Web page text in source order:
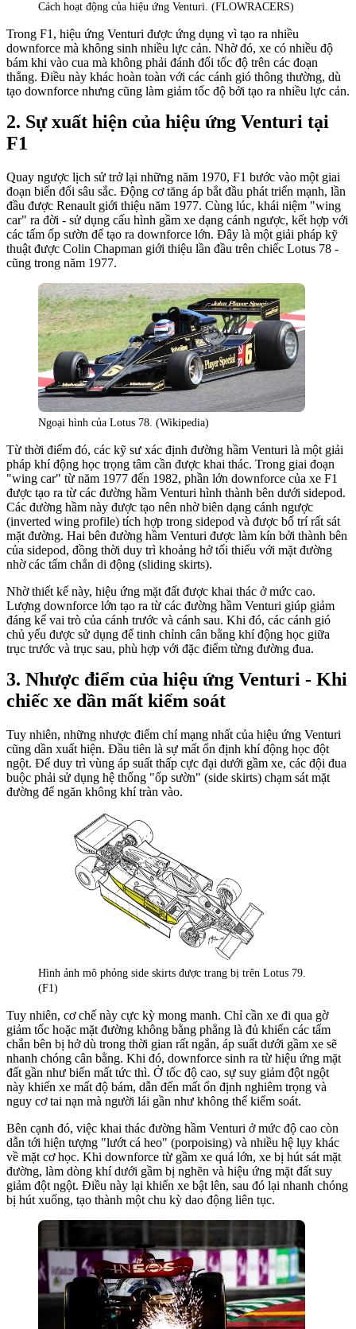
Cách hoạt động của hiệu ứng Venturi. (FLOWRACERS)
Trong F1, hiệu ứng Venturi được ứng dụng vì tạo ra nhiều
downforce mà không sinh nhiều lực cản. Nhờ đó, xe có nhiều độ
bám khi vào cua mà không phải đánh đổi tốc độ trên các đoạn
thẳng. Điều này khác hoàn toàn với các cánh gió thông thường, dù
tạo downforce nhưng cũng làm giảm tốc độ bởi tạo ra nhiều lực cản.
Sự xuất hiện của hiệu ứng Venturi tại
F1
Quay ngược lịch sử trở lại những năm 1970, F1 bước vào một giai
đoạn biến đổi sâu sắc. Động cơ tăng áp bắt đầu phát triển mạnh, lần
đầu được Renault giới thiệu năm 1977. Cùng lúc, khái niệm "wing
car" ra đời - sử dụng cấu hình gầm xe dạng cánh ngược, kết hợp với
các tấm ốp sườn để tạo ra downforce lớn. Đây là một giải pháp kỹ
thuật được Colin Chapman giới thiệu lần đầu trên chiếc Lotus 78 -
cũng trong năm 1977.
Ngoại hình của Lotus 78. (Wikipedia)
Từ thời điểm đó, các kỹ sư xác định đường hầm Venturi là một giải
pháp khí động học trọng tâm cần được khai thác. Trong giai đoạn
"wing car" từ năm 1977 đến 1982, phần lớn downforce của xe F1
được tạo ra từ các đường hầm Venturi hình thành bên dưới sidepod.
Các đường hầm này được tạo nên nhờ biên dạng cánh ngược
(inverted wing profile) tích hợp trong sidepod và được bố trí rất sát
mặt đường. Hai bên đường hầm Venturi được làm kín bởi thành bên
của sidepod, đồng thời duy trì khoảng hở tối thiểu với mặt đường
nhờ các tấm chắn di động (sliding skirts).
Nhờ thiết kế này, hiệu ứng mặt đất được khai thác ở mức cao.
Lượng downforce lớn tạo ra từ các đường hầm Venturi giúp giảm
đáng kể vai trò của cánh trước và cánh sau. Khi đó, các cánh gió
chủ yếu được sử dụng để tinh chỉnh cân bằng khí động học giữa
trục trước và trục sau, phù hợp với đặc điểm từng đường đua.
Nhược điểm của hiệu ứng Venturi - Khi
chiếc xe dần mất kiểm soát
Tuy nhiên, những nhược điểm chí mạng nhất của hiệu ứng Venturi
cũng dần xuất hiện. Đầu tiên là sự mất ổn định khí động học đột
ngột. Để duy trì vùng áp suất thấp cực đại dưới gầm xe, các đội đua
buộc phải sử dụng hệ thống "ốp sườn" (side skirts) chạm sát mặt
đường để ngăn không khí tràn vào.
Hình ảnh mô phỏng side skirts được trang bị trên Lotus 79.
(F1)
Tuy nhiên, cơ chế này cực kỳ mong manh. Chỉ cần xe đi qua gờ
giảm tốc hoặc mặt đường không bằng phẳng là đủ khiến các tấm
chắn bên bị hở dù trong thời gian rất ngắn, áp suất dưới gầm xe sẽ
nhanh chóng cân bằng. Khi đó, downforce sinh ra từ hiệu ứng mặt
đất gần như biến mất tức thì. Ở tốc độ cao, sự suy giảm đột ngột
này khiến xe mất độ bám, dẫn đến mất ổn định nghiêm trọng và
nguy cơ tai nạn mà người lái gần như không thể kiểm soát.
Bên cạnh đó, việc khai thác đường hầm Venturi ở mức độ cao còn
dẫn tới hiện tượng "lướt cá heo" (porpoising) và nhiều hệ lụy khác
về mặt cơ học. Khi downforce từ gầm xe quá lớn, xe bị hút sát mặt
đường, làm dòng khí dưới gầm bị nghẽn và hiệu ứng mặt đất suy
giảm đột ngột. Điều này lại khiến xe bật lên, sau đó lại nhanh chóng
bị hút xuống, tạo thành một chu kỳ dao động liên tục.